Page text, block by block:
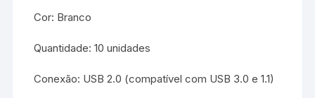
Cor: Branco
Quantidade: 10 unidades
Conexão: USB 2.0 (compatível com USB 3.0 e 1.1)